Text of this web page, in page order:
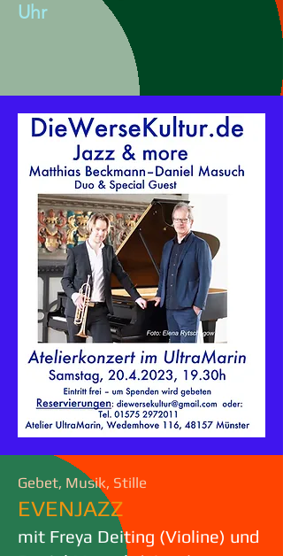
Uhr
Gebet, Musik, Stille
EVENJAZZ
mit Freya Deiting (Violine) und